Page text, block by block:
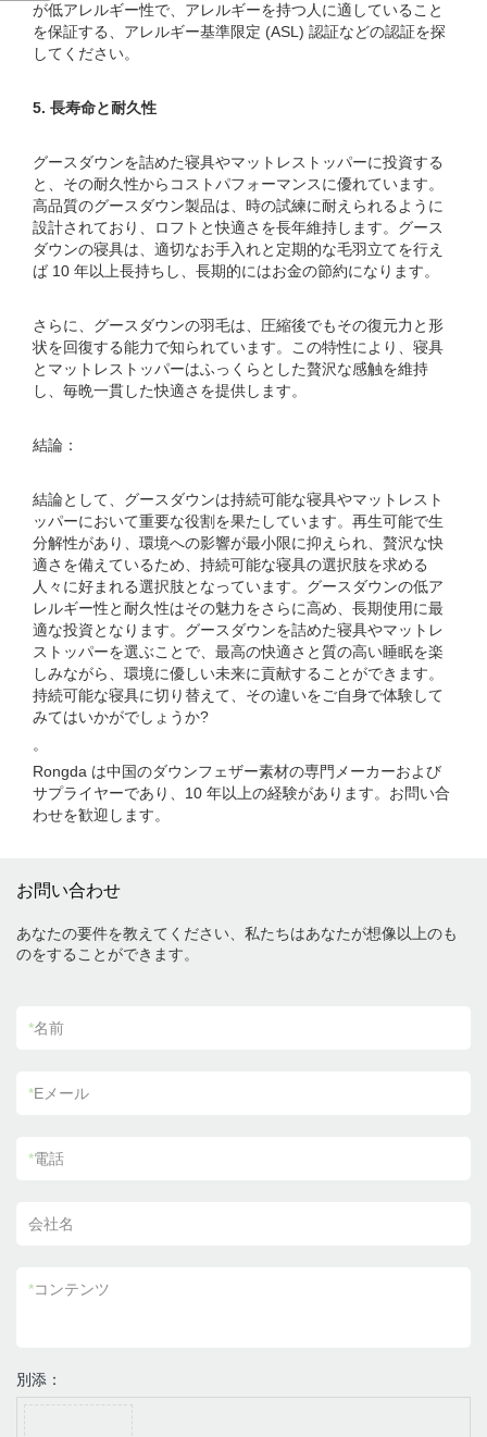
が低アレルギー性で、アレルギーを持つ人に適していること
を保証する、アレルギー基準限定 (ASL) 認証などの認証を探
してください。
5. 長寿命と耐久性
グースダウンを詰めた寝具やマットレストッパーに投資する
と、その耐久性からコストパフォーマンスに優れています。
高品質のグースダウン製品は、時の試練に耐えられるように
設計されており、ロフトと快適さを長年維持します。グース
ダウンの寝具は、適切なお手入れと定期的な毛羽立てを行え
ば 10 年以上長持ちし、長期的にはお金の節約になります。
さらに、グースダウンの羽毛は、圧縮後でもその復元力と形
状を回復する能力で知られています。この特性により、寝具
とマットレストッパーはふっくらとした贅沢な感触を維持
し、毎晩一貫した快適さを提供します。
結論：
結論として、グースダウンは持続可能な寝具やマットレスト
ッパーにおいて重要な役割を果たしています。再生可能で生
分解性があり、環境への影響が最小限に抑えられ、贅沢な快
適さを備えているため、持続可能な寝具の選択肢を求める
人々に好まれる選択肢となっています。グースダウンの低ア
レルギー性と耐久性はその魅力をさらに高め、長期使用に最
適な投資となります。グースダウンを詰めた寝具やマットレ
ストッパーを選ぶことで、最高の快適さと質の高い睡眠を楽
しみながら、環境に優しい未来に貢献することができます。
持続可能な寝具に切り替えて、その違いをご自身で体験して
みてはいかがでしょうか?
。
Rongda は中国のダウンフェザー素材の専門メーカーおよび
サプライヤーであり、10 年以上の経験があります。お問い合
わせを歓迎します。
お問い合わせ
あなたの要件を教えてください、私たちはあなたが想像以上のも
のをすることができます。
*名前
*Eメール
*電話
会社名
*コンテンツ
別添：